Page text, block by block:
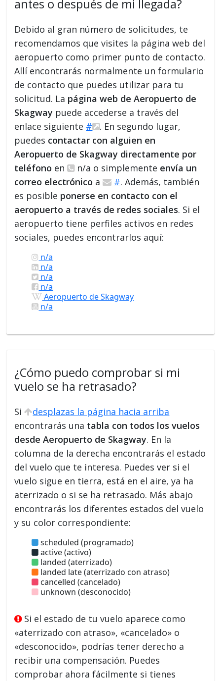
antes o después de mi llegada?
Debido al gran número de solicitudes, te
recomendamos que visites la página web del
aeropuerto como primer punto de contacto.
Allí encontrarás normalmente un formulario
de contacto que puedes utilizar para tu
solicitud. La página web de Aeropuerto de
Skagway puede accederse a través del
enlace siguiente #
. En segundo lugar,
puedes contactar con alguien en
Aeropuerto de Skagway directamente por
teléfono en n/a o simplemente envía un
correo electrónico a #. Además, también
es posible ponerse en contacto con el
aeropuerto a través de redes sociales. Si el
aeropuerto tiene perfiles activos en redes
sociales, puedes encontrarlos aquí:
n/a
n/a
n/a
n/a
Aeropuerto de Skagway
n/a
¿Cómo puedo comprobar si mi
vuelo se ha retrasado?
Si
desplazas la página hacia arriba
encontrarás una tabla con todos los vuelos
desde Aeropuerto de Skagway. En la
columna de la derecha encontrarás el estado
del vuelo que te interesa. Puedes ver si el
vuelo sigue en tierra, está en el aire, ya ha
aterrizado o si se ha retrasado. Más abajo
encontrarás los diferentes estados del vuelo
y su color correspondiente:
scheduled (programado)
active (activo)
landed (aterrizado)
landed late (aterrizado con atraso)
cancelled (cancelado)
unknown (desconocido)
Si el estado de tu vuelo aparece como
«aterrizado con atraso», «cancelado» o
«desconocido», podrías tener derecho a
recibir una compensación. Puedes
comprobar ahora fácilmente si tienes